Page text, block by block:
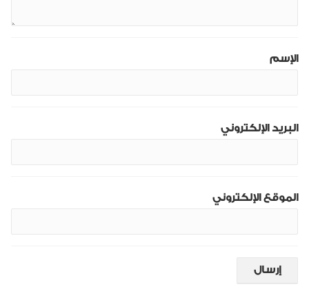
الإسم
البريد الإلكتروني
الموقع الإلكتروني